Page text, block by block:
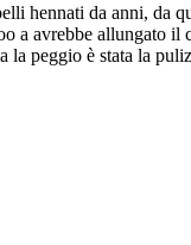
hennati da anni, da
a avrebbe allungato il
peggio è stata la